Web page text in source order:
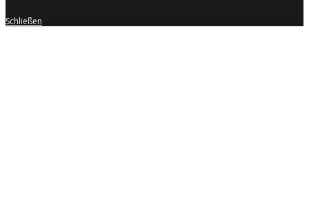
Schließen